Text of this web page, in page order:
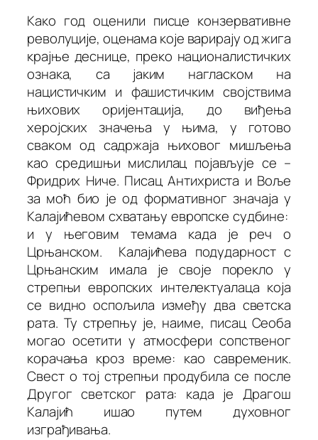
Како год оценили писце конзервативне
револуције, оценама које варирају од жига
крајње деснице, преко националистичких
ознака, са јаким нагласком на
нацистичким и фашистичким својствима
њихових оријентација, до виђења
херојских значења у њима, у готово
сваком од садржаја њиховог мишљења
као средишњи мислилац појављује се –
Фридрих Ниче. ПисацАнтихриста и Воље
за моћ био је од формативног значаја у
Калајићевом схватању европске судбине:
и у његовим темама када је реч о
Црњанском. Калајићева подударност с
Црњанским имала је своје порекло у
стрепњи европских интелектуалаца која
се видно оспољила између два светска
рата. Ту стрепњу је, наиме, писац Сеоба
могао осетити у атмосфери сопственог
корачања кроз време: као савременик.
Свест о тој стрепњи продубила се после
Другог светског рата: када је Драгош
Калајић ишао путем духовног
изграђивања.